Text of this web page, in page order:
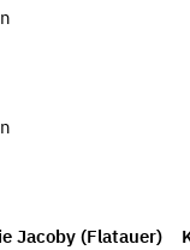
Jacoby (Flatauer)